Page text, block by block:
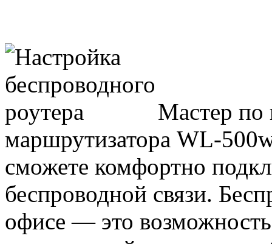
Мастер по
маршрутизатора WL-
сможете комфортно
беспроводной связи.
офисе — это возможность